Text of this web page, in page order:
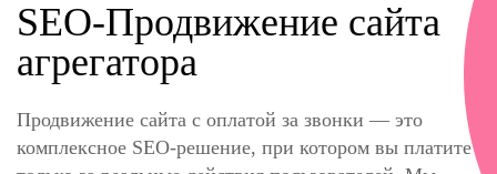
SEO-Продвижение сайта
агрегатора
Продвижение сайта с оплатой за звонки — это
комплексное SEO-решение, при котором вы платите